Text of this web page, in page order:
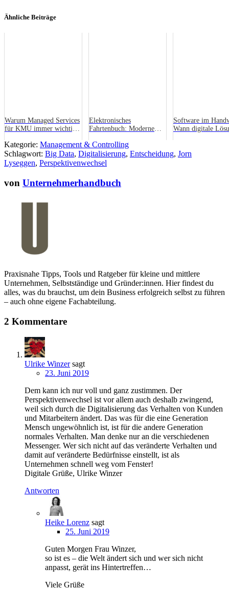
Ähnliche Beiträge
Warum Managed Services
für KMU immer wichtiger
KI dabei spielt
Elektronisches
Fahrtenbuch: Moderne
Dokumentationspflicht
Software im
Wann digitale
Kategorie: Management & Controlling
Schlagwort: Big Data, Digitalisierung, Entscheidung, Jorn
Lyseggen, Perspektivenwechsel
von Unternehmerhandbuch
Praxisnahe Tipps, Tools und Ratgeber für kleine und mittlere
Unternehmen, Selbstständige und Gründer:innen. Hier findest du
alles, was du brauchst, um dein Business erfolgreich selbst zu führen
– auch ohne eigene Fachabteilung.
2 Kommentare
Ulrike Winzer sagt
23. Juni 2019
Dem kann ich nur voll und ganz zustimmen. Der
Perspektivenwechsel ist vor allem auch deshalb zwingend,
weil sich durch die Digitalisierung das Verhalten von Kunden
und Mitarbeitern ändert. Das was für die eine Generation
Mensch ungewöhnlich ist, ist für die andere Generation
normales Verhalten. Man denke nur an die verschiedenen
Messenger. Wer sich nicht auf das veränderte Verhalten und
damit auf veränderte Bedürfnisse einstellt, ist als
Unternehmen schnell weg vom Fenster!
Digitale Grüße, Ulrike Winzer
Antworten
Heike Lorenz sagt
25. Juni 2019
Guten Morgen Frau Winzer,
so ist es – die Welt ändert sich und wer sich nicht
anpasst, gerät ins Hintertreffen…
Viele Grüße